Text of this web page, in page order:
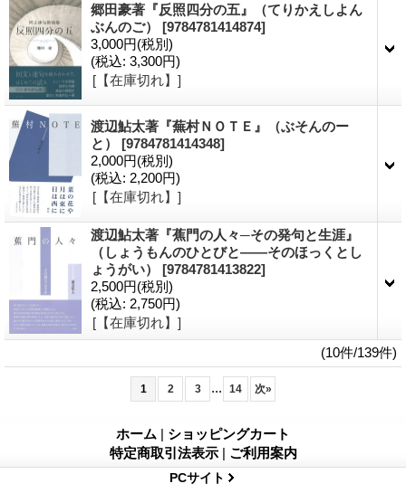
郷田豪著『反照四分の五』（てりかえしよん
ぶんのご） [9784781414874]
3,000円(税別)
(税込: 3,300円)
[【在庫切れ】]
渡辺鮎太著『蕪村ＮＯＴＥ』（ぶそんのー
と） [9784781414348]
2,000円(税別)
(税込: 2,200円)
[【在庫切れ】]
渡辺鮎太著『蕉門の人々─その発句と生涯』
（しょうもんのひとびと――そのほっくとし
ょうがい） [9784781413822]
2,500円(税別)
(税込: 2,750円)
[【在庫切れ】]
(10件/139件)
1 2 3 ... 14 次»
ホーム | ショッピングカート
特定商取引法表示 | ご利用案内
PCサイト